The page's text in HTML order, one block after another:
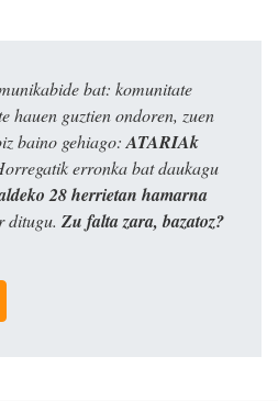
bat: komunitate
hauen guztien ondoren, zuen
baino gehiago: ATARIAk
erronka bat daukagu
28 herrietan hamarna
ditugu. Zu falta zara, bazatoz?